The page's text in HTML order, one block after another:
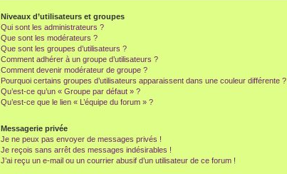
Niveaux d’utilisateurs et groupes
Qui sont les administrateurs ?
Que sont les modérateurs ?
Que sont les groupes d’utilisateurs ?
Comment adhérer à un groupe d’utilisateurs ?
Comment devenir modérateur de groupe ?
Pourquoi certains groupes d’utilisateurs apparaissent dans une couleur différente ?
Qu’est-ce qu’un « Groupe par défaut » ?
Qu’est-ce que le lien « L’équipe du forum » ?
Messagerie privée
Je ne peux pas envoyer de messages privés !
Je reçois sans arrêt des messages indésirables !
J’ai reçu un e-mail ou un courrier abusif d’un utilisateur de ce forum !